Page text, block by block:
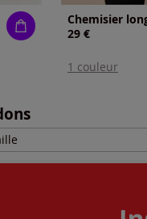
Chemisier
29 €
1 couleur